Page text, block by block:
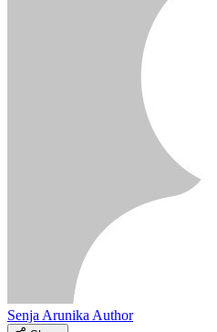
Senja ArunikaAuthor